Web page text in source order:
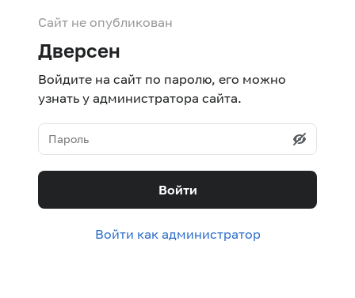
Сайт не опубликован
Дверсен
Войдите на сайт по паролю, его можно
узнать у администратора сайта.
Войти
Войти как администратор